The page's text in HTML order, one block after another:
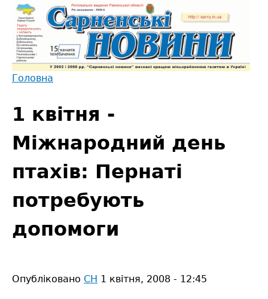
Jump
navigation
є
тут
Головна
to
top
1 квітня -
Міжнародний день
птахів: Пернаті
потребують
допомоги
Опубліковано СН 1 квітня, 2008 - 12:45